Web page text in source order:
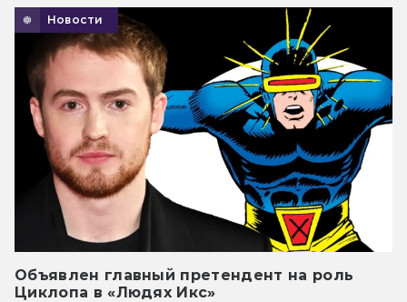
Новости
Объявлен главный претендент на роль
Циклопа в «Людях Икс»